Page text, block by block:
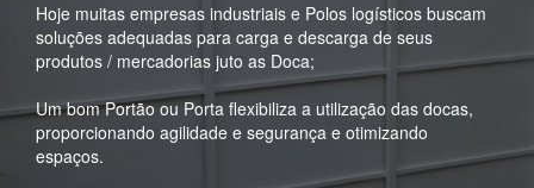
Hoje muitas empresas industriais e Polos logísticos buscam
soluções adequadas para carga e descarga de seus
produtos / mercadorias juto as Doca;
Um bom Portão ou Porta flexibiliza a utilização das docas,
proporcionando agilidade e segurança e otimizando
espaços.